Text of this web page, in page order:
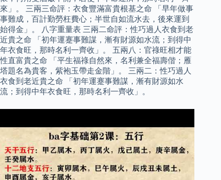
來」。 三兩三命評：衣食豐滿富貴根基之命 「早年做事
事難成，百計勤勞枉費心；半世自如流水去，後來運到
始得金」。 八字重量表 三兩二命評：性巧過人衣食到老
近貴之命 「初年運蹇事難謀，漸有財源如水流；到得中
年衣食旺，那時名利一齊收」。 五兩八：官祿旺相才能
性直富貴之命 「平生福祿自然來，名利兼全福壽偕；雁
塔題名為貴客，紫袍玉帶走金階」。 三兩二：性巧過人
衣食到老近貴之命 「初年運蹇事難謀，漸有財源如水
流；到得中年衣食旺，那時名利一齊收」。